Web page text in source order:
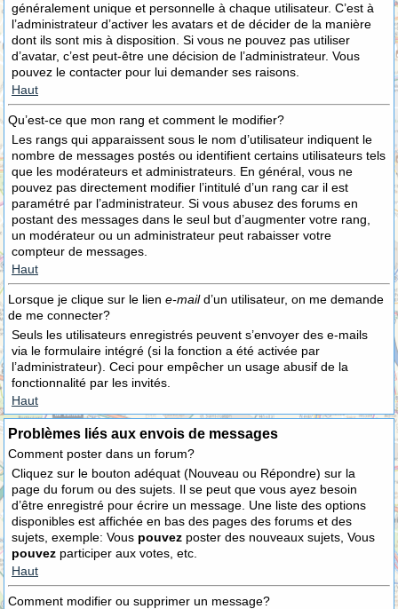
généralement unique et personnelle à chaque utilisateur. C’est à
l’administrateur d’activer les avatars et de décider de la manière
dont ils sont mis à disposition. Si vous ne pouvez pas utiliser
d’avatar, c’est peut-être une décision de l’administrateur. Vous
pouvez le contacter pour lui demander ses raisons.
Haut
Qu’est-ce que mon rang et comment le modifier?
Les rangs qui apparaissent sous le nom d’utilisateur indiquent le
nombre de messages postés ou identifient certains utilisateurs tels
que les modérateurs et administrateurs. En général, vous ne
pouvez pas directement modifier l’intitulé d’un rang car il est
paramétré par l’administrateur. Si vous abusez des forums en
postant des messages dans le seul but d’augmenter votre rang,
un modérateur ou un administrateur peut rabaisser votre
compteur de messages.
Haut
Lorsque je clique sur le lien e-maild’un utilisateur, on me demande
de me connecter?
Seuls les utilisateurs enregistrés peuvent s’envoyer des e-mails
via le formulaire intégré (si la fonction a été activée par
l’administrateur). Ceci pour empêcher un usage abusif de la
fonctionnalité par les invités.
Haut
Problèmes liés aux envois de messages
Comment poster dans un forum?
Cliquez sur le bouton adéquat (Nouveau ou Répondre) sur la
page du forum ou des sujets. Il se peut que vous ayez besoin
d’être enregistré pour écrire un message. Une liste des options
disponibles est affichée en bas des pages des forums et des
sujets, exemple: Vous pouvez poster des nouveaux sujets, Vous
pouvez participer aux votes, etc.
Haut
Comment modifier ou supprimer un message?